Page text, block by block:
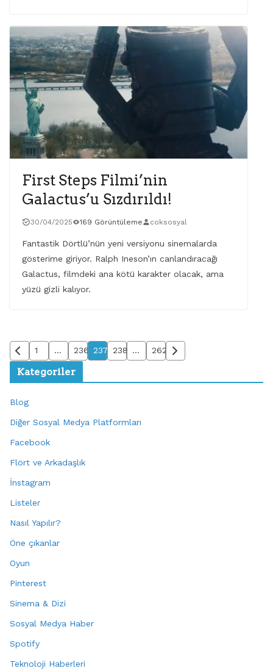
First Steps Filmi’nin
Galactus’u Sızdırıldı!
30/04/2025 169 Görüntüleme coksosyal
Fantastik Dörtlü’nün yeni versiyonu sinemalarda
gösterime giriyor. Ralph Ineson’ın canlandıracağı
Galactus, filmdeki ana kötü karakter olacak, ama
yüzü gizli kalıyor.
1 … 236 237 238 … 262
Kategoriler
Blog
Diğer Sosyal Medya Platformları
Facebook
Flört ve Arkadaşlık
İnstagram
Listeler
Nasıl Yapılır?
Öne çıkanlar
Oyun
Pinterest
Sinema & Dizi
Sosyal Medya Haber
Spotify
Teknoloji Haberleri